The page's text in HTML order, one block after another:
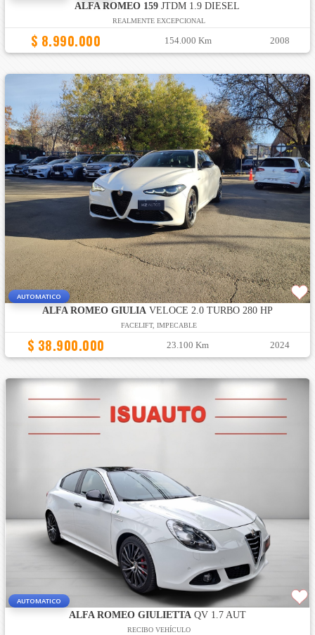
ALFA ROMEO 159 JTDM 1.9 DIESEL
REALMENTE EXCEPCIONAL
$ 8.990.000 154.000 Km 2008
AUTOMATICO
ALFA ROMEO GIULIAVELOCE 2.0 TURBO 280 HP
FACELIFT, IMPECABLE
$ 38.900.000 23.100 Km 2024
AUTOMATICO
ALFA ROMEO GIULIETTA QV 1.7 AUT
RECIBO VEHÍCULO